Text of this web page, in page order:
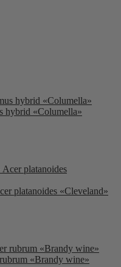
hybrid «Columella»
platanoides «Cleveland»
«Brandy wine»